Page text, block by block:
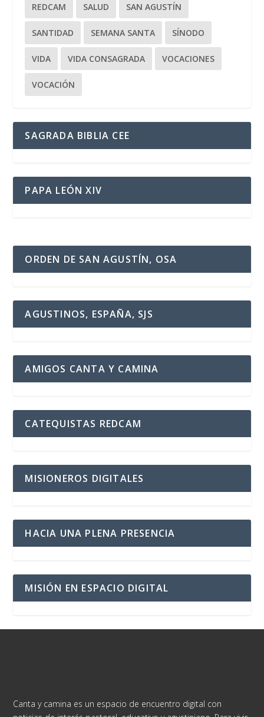
REDCAM SALUD SAN AGUSTÍN
SANTIDAD SEMANA SANTA SÍNODO
VIDA VIDA CONSAGRADA VOCACIONES
VOCACIÓN
SAGRADA BIBLIA CEE
PAPA LEÓN XIV
ORDEN DE SAN AGUSTÍN, OSA
AGUSTINOS, ESPAÑA, SJS
AMIGOS CANTA Y CAMINA
CATEQUISTAS REDCAM
MISIONEROS DIGITALES
HACIA UNA PLENA PRESENCIA
MISIÓN EN ESPACIO DIGITAL
Canta y camina es un espacio de encuentro digital con